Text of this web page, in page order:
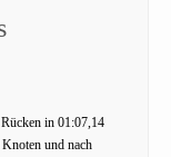
in 01:07,14
und nach